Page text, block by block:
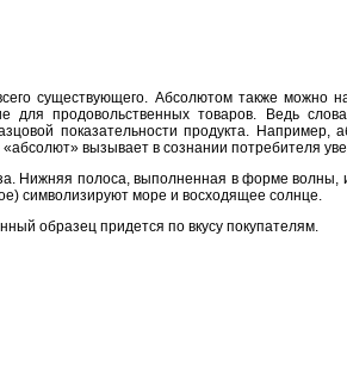
существующего. Абсолютом также можно
для продовольственных товаров. Ведь
показательности продукта. Например,
вызывает в сознании потребителя
Нижняя полоса, выполненная в форме волны,
символизируют море и восходящее солнце.
образец придется по вкусу покупателям.